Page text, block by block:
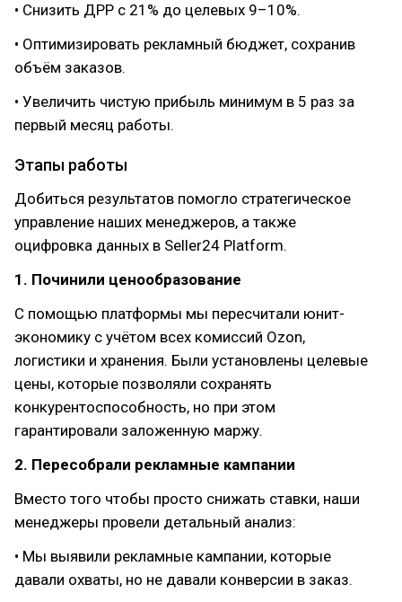
• Снизить ДРР с 21% до целевых 9–10%.
• Оптимизировать рекламный бюджет, сохранив
объём заказов.
• Увеличить чистую прибыль минимум в 5 раз за
первый месяц работы.
Этапы работы
Добиться результатов помогло стратегическое
управление наших менеджеров, а также
оцифровка данных в Seller24 Platform.
1. Починили ценообразование
С помощью платформы мы пересчитали юнит-
экономику с учётом всех комиссий Ozon,
логистики и хранения. Были установлены целевые
цены, которые позволяли сохранять
конкурентоспособность, но при этом
гарантировали заложенную маржу.
2. Пересобрали рекламные кампании
Вместо того чтобы просто снижать ставки, наши
менеджеры провели детальный анализ:
• Мы выявили рекламные кампании, которые
давали охваты, но не давали конверсии в заказ.